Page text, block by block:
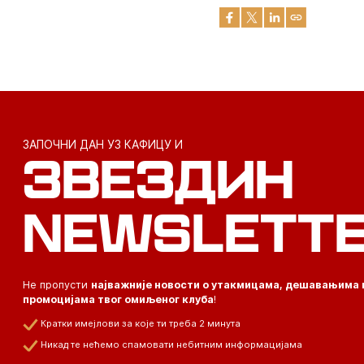
ЗАПОЧНИ ДАН УЗ КАФИЦУ И
ЗВЕЗДИН
Не пропусти најважније новости о утакмицама, дешавањима
промоцијама твог омиљеног клуба!
Кратки имејлови за које ти треба 2 минута
Никад те нећемо спамовати небитним информацијама